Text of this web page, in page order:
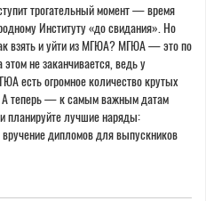
трогательный момент — время
Институту «до свидания». Но
взять и уйти из МГЮА? МГЮА — это по
не заканчивается, ведь у
есть огромное количество крутых
А теперь — к самым важным датам
планируйте лучшие наряды:
дипломов для выпускников